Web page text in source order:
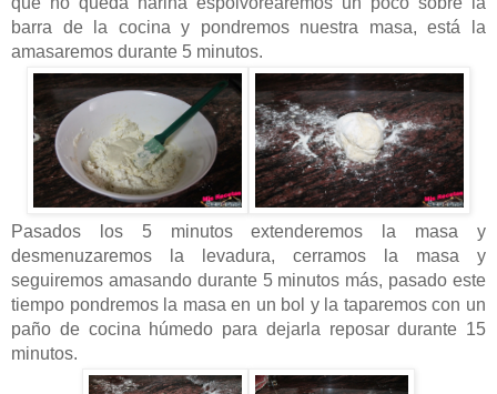
barra de la cocina y pondremos nuestra masa, está la
amasaremos durante 5 minutos.
Pasados los 5 minutos extenderemos la masa y
desmenuzaremos la levadura, cerramos la masa y
seguiremos amasando durante 5 minutos más, pasado este
tiempo pondremos la masa en un bol y la taparemos con un
paño de cocina húmedo para dejarla reposar durante 15
minutos.